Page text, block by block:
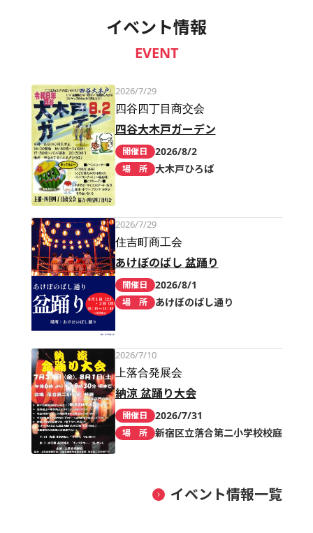
イベント情報
EVENT
2026/7/29
四谷四丁目商交会
四谷大木戸ガーデン
開催日 2026/8/2
場 所 大木戸ひろば
2026/7/29
住吉町商工会
あけぼのばし 盆踊り
開催日 2026/8/1
場 所 あけぼのばし通り
2026/7/10
上落合発展会
納涼 盆踊り大会
開催日 2026/7/31
場 所 新宿区立落合第二小学校校庭
イベント情報一覧